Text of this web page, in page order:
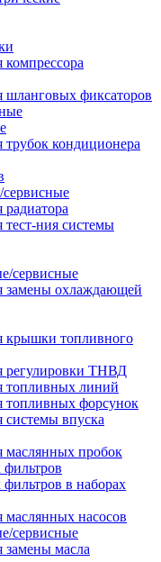
шланговых фиксаторов
кондиционера
ния системы
сервисные
замены охлаждающей
крышки топливного
регулировки ТНВД
топливных линий
топливных форсунок
системы впуска
маслянных пробок
в наборах
насосов
сервисные
замены масла